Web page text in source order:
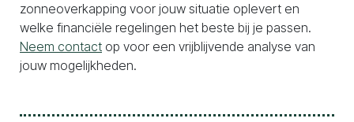
zonneoverkapping voor jouw situatie oplevert en
welke financiële regelingen het beste bij je passen.
Neem contact op voor een vrijblijvende analyse van
jouw mogelijkheden.